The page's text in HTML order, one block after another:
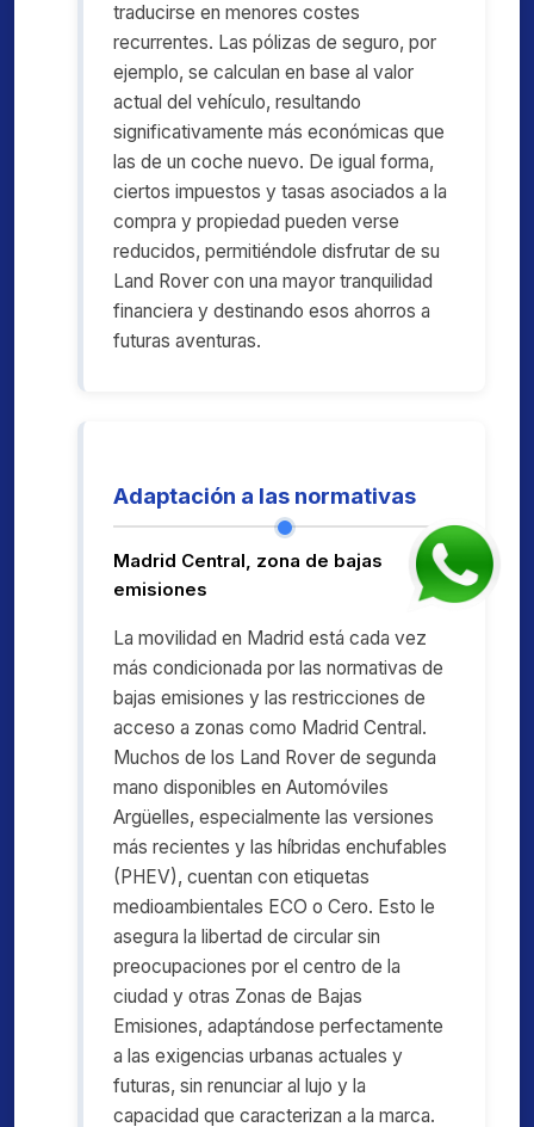
traducirse en menores costes
recurrentes. Las pólizas de seguro, por
ejemplo, se calculan en base al valor
actual del vehículo, resultando
significativamente más económicas que
las de un coche nuevo. De igual forma,
ciertos impuestos y tasas asociados a la
compra y propiedad pueden verse
reducidos, permitiéndole disfrutar de su
Land Rover con una mayor tranquilidad
financiera y destinando esos ahorros a
futuras aventuras.
Adaptación a las normativas
Madrid Central, zona de bajas
emisiones
La movilidad en Madrid está cada vez
más condicionada por las normativas de
bajas emisiones y las restricciones de
acceso a zonas como Madrid Central.
Muchos de los Land Rover de segunda
mano disponibles en Automóviles
Argüelles, especialmente las versiones
más recientes y las híbridas enchufables
(PHEV), cuentan con etiquetas
medioambientales ECO o Cero. Esto le
asegura la libertad de circular sin
preocupaciones por el centro de la
ciudad y otras Zonas de Bajas
Emisiones, adaptándose perfectamente
a las exigencias urbanas actuales y
futuras, sin renunciar al lujo y la
capacidad que caracterizan a la marca.